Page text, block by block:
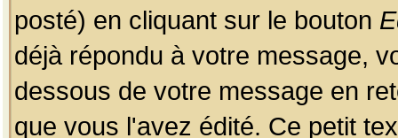
posté) en cliquant sur le bouton
déjà répondu à votre message,
dessous de votre message en
que vous l'avez édité. Ce petit